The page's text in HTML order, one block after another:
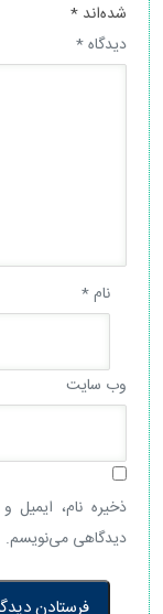
شده‌اند *
دیدگاه*
نام*
وب‌ سایت
ذخیره نام، ایمیل
دیدگاهی می‌نویسم.